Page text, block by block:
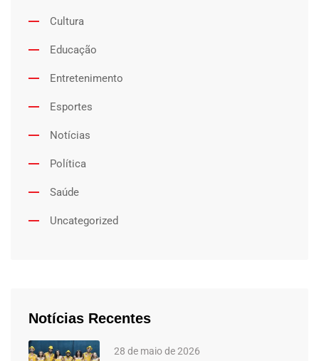
Cultura
Educação
Entretenimento
Esportes
Notícias
Política
Saúde
Uncategorized
Notícias Recentes
28 de maio de 2026